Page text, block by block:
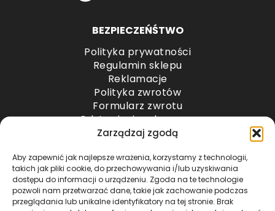
Zarządzaj zgodą
Aby zapewnić jak najlepsze wrażenia, korzystamy z technologii,
takich jak pliki cookie, do przechowywania i/lub uzyskiwania
dostępu do informacji o urządzeniu. Zgoda na te technologie
pozwoli nam przetwarzać dane, takie jak zachowanie podczas
przeglądania lub unikalne identyfikatory na tej stronie. Brak
BEZPIECZEŃŚTWO
Polityka prywatności
Regulamin sklepu
Reklamacje
Polityka zwrotów
Formularz zwrotu
Odstąpienie od umowy
Odstąpienie od umowy – przesyłki paletowe
METODY PŁATNOŚCI